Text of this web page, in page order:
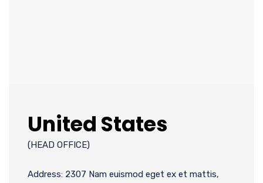
United States
(HEAD OFFICE)
Address: 2307 Nam euismod eget ex et mattis,